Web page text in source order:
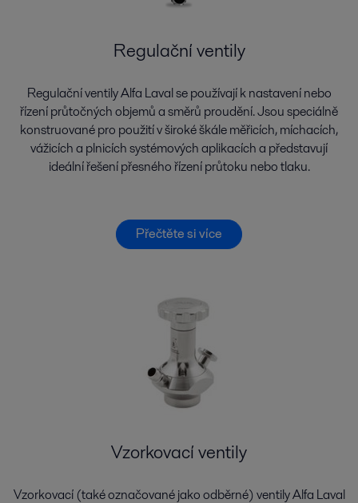
Regulační ventily
Regulační ventily Alfa Laval se používají k nastavení nebo
řízení průtočných objemů a směrů proudění. Jsou speciálně
konstruované pro použití v široké škále měřicích, míchacích,
vážicích a plnicích systémových aplikacích a představují
ideální řešení přesného řízení průtoku nebo tlaku.
Přečtěte si více
Vzorkovací ventily
Vzorkovací (také označované jako odběrné) ventily Alfa Laval